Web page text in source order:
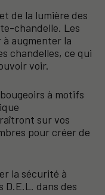
de la lumière des
chandelle. Les
augmenter la
chandelles, ce qui
voir.
à motifs
sur vos
pour créer de
la sécurité à
D.E.L. dans des